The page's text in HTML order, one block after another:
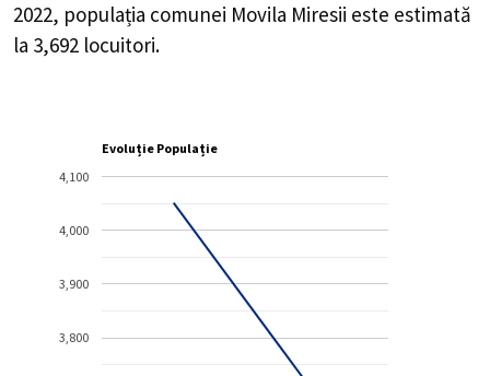
2022, populația comunei Movila Miresii este estimată
la 3,692 locuitori.
Evoluție Populație
3,800
3,900
4,000
4,100